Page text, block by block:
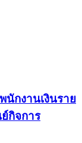
กงานเงินราย
กิจการ